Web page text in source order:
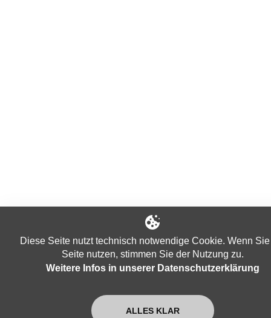
Diese Seite nutzt technisch notwendige Cookie. Wenn
Seite nutzen, stimmen Sie der Nutzung zu.
Weitere Infos in unserer Datenschutzerklärung
ALLES KLAR